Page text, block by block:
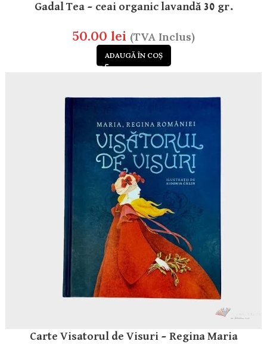
Gadal Tea – ceai organic lavandă 30 gr.
50.00 lei (TVA Inclus)
ADAUGĂ ÎN COȘ
Carte Visatorul de Visuri – Regina Maria